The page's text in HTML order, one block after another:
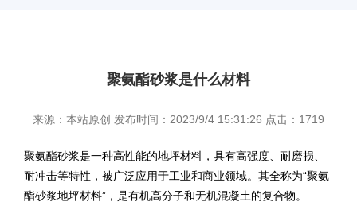
聚氨酯砂浆是什么材料
来源：本站原创 发布时间：2023/9/4 15:31:26 点击：1719
聚氨酯砂浆是一种高性能的地坪材料，具有高强度、耐磨损、
耐冲击等特性，被广泛应用于工业和商业领域。其全称为“聚氨
酯砂浆地坪材料”，是有机高分子和无机混凝土的复合物。